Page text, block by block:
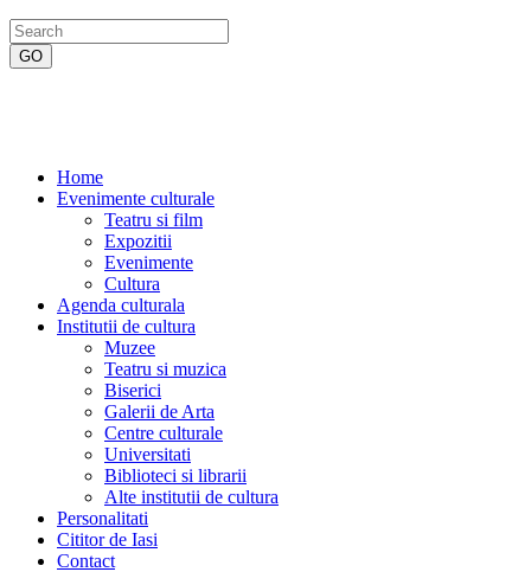
Home
Evenimente culturale
Teatru si film
Expozitii
Evenimente
Cultura
Agenda culturala
Institutii de cultura
Muzee
Teatru si muzica
Biserici
Galerii de Arta
Centre culturale
Universitati
Biblioteci si librarii
Alte institutii de cultura
Personalitati
Cititor de Iasi
Contact